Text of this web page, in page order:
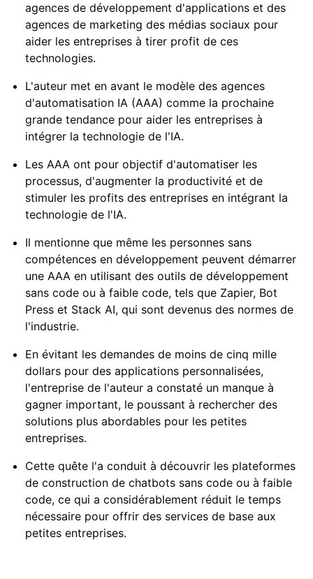
agences de développement d'applications et des
agences de marketing des médias sociaux pour
aider les entreprises à tirer profit de ces
technologies.
L'auteur met en avant le modèle des agences
d'automatisation IA (AAA) comme la prochaine
grande tendance pour aider les entreprises à
intégrer la technologie de l'IA.
Les AAA ont pour objectif d'automatiser les
processus, d'augmenter la productivité et de
stimuler les profits des entreprises en intégrant la
technologie de l'IA.
Il mentionne que même les personnes sans
compétences en développement peuvent démarrer
une AAA en utilisant des outils de développement
sans code ou à faible code, tels que Zapier, Bot
Press et Stack AI, qui sont devenus des normes de
l'industrie.
En évitant les demandes de moins de cinq mille
dollars pour des applications personnalisées,
l'entreprise de l'auteur a constaté un manque à
gagner important, le poussant à rechercher des
solutions plus abordables pour les petites
entreprises.
Cette quête l'a conduit à découvrir les plateformes
de construction de chatbots sans code ou à faible
code, ce qui a considérablement réduit le temps
nécessaire pour offrir des services de base aux
petites entreprises.